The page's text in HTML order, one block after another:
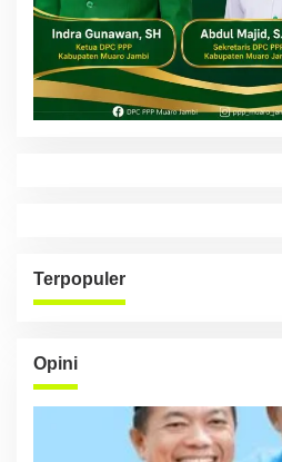
Terpopuler
Opini